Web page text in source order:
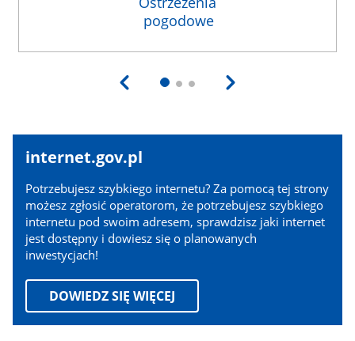
internet.gov.pl
Potrzebujesz szybkiego internetu? Za pomocą tej strony
możesz zgłosić operatorom, że potrzebujesz szybkiego
internetu pod swoim adresem, sprawdzisz jaki internet
jest dostępny i dowiesz się o planowanych
inwestycjach!
DOWIEDZ SIĘ WIĘCEJ